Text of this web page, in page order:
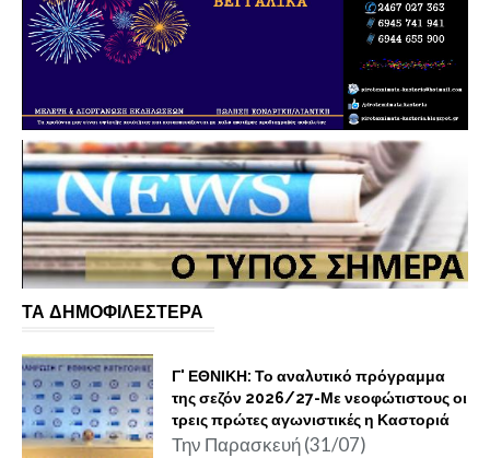
ΤΑ ΔΗΜΟΦΙΛΕΣΤΕΡΑ
Γ' ΕΘΝΙΚΗ: Το αναλυτικό πρόγραμμα
της σεζόν 2026/27-Με νεοφώτιστους οι
τρεις πρώτες αγωνιστικές η Καστοριά
Την Παρασκευή (31/07)